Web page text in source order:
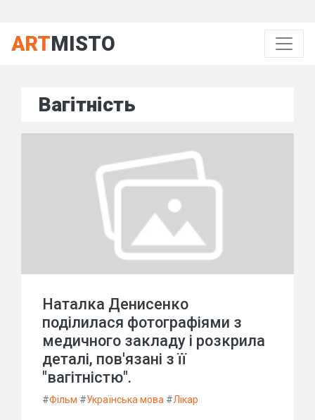
ARTMISTO
Вагітність
Наталка Денисенко
поділилася фотографіями з
медичного закладу і розкрила
деталі, пов'язані з її
"вагітністю".
#Фільм #Українська мова #Лікар